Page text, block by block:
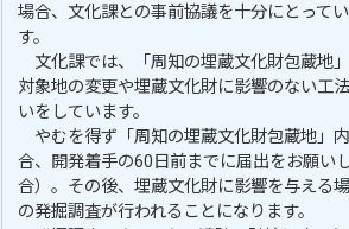
場合、文化課との事前協議を十分にとって
す。
文化課では、「周知の埋蔵文化財包蔵地
対象地の変更や埋蔵文化財に影響のない工
いをしています。
やむを得ず「周知の埋蔵文化財包蔵地」
合、開発着手の60日前までに届出をお願い
合）。その後、埋蔵文化財に影響を与える
の発掘調査が行われることになります。